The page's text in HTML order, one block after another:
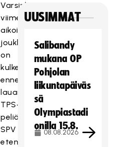
Varsinkin
viime
aikoina
joukkueella
on
kulkenut:
ennen
lauantain
TPS-
peliä
SPV
etenee
UUSIMMAT
Salibandy
mukana OP
Pohjolan
liikuntapäiväs
sä
Olympiastadi
onilla 15.8.
08.08.2026